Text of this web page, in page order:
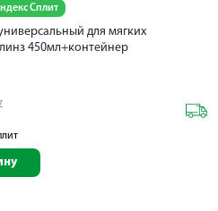
Сплит
для мягких
450мл+контейнер